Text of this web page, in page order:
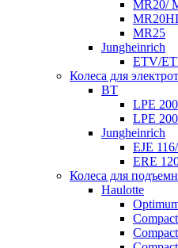
MR20/
MR25
Jungheinrich
ETV/
Колеса для
BT
LPE
LPE 200
Jungheinrich
EJE
ERE
Колеса для
Haulotte